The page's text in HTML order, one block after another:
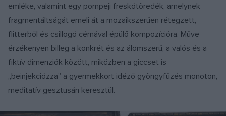
emléke, valamint egy pompeji freskótöredék, amelynek
fragmentáltságát emeli át a mozaikszerűen rétegzett,
flitterből és csillogó cérnával épülő kompozícióra. Műve
érzékenyen billeg a konkrét és az álomszerű, a valós és a
fiktív dimenziók között, miközben a giccset is
„beinjekciózza” a gyermekkort idéző gyöngyfűzés monoton,
meditatív gesztusán keresztül.